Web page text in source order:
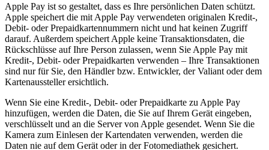
Apple Pay ist so gestaltet, dass es Ihre persönlichen Daten schützt.
Apple speichert die mit Apple Pay verwendeten originalen Kredit-,
Debit- oder Prepaidkartennummern nicht und hat keinen Zugriff
darauf. Außerdem speichert Apple keine Transaktionsdaten, die
Rückschlüsse auf Ihre Person zulassen, wenn Sie Apple Pay mit
Kredit-, Debit- oder Prepaidkarten verwenden – Ihre Transaktionen
sind nur für Sie, den Händler bzw. Entwickler, der Valiant oder dem
Kartenaussteller ersichtlich.
Wenn Sie eine Kredit-, Debit- oder Prepaidkarte zu Apple Pay
hinzufügen, werden die Daten, die Sie auf Ihrem Gerät eingeben,
verschlüsselt und an die Server von Apple gesendet. Wenn Sie die
Kamera zum Einlesen der Kartendaten verwenden, werden die
Daten nie auf dem Gerät oder in der Fotomediathek gesichert.